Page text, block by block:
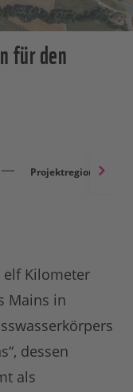
für den
Projektregionen
elf Kilometer
Mains in
dessen
als